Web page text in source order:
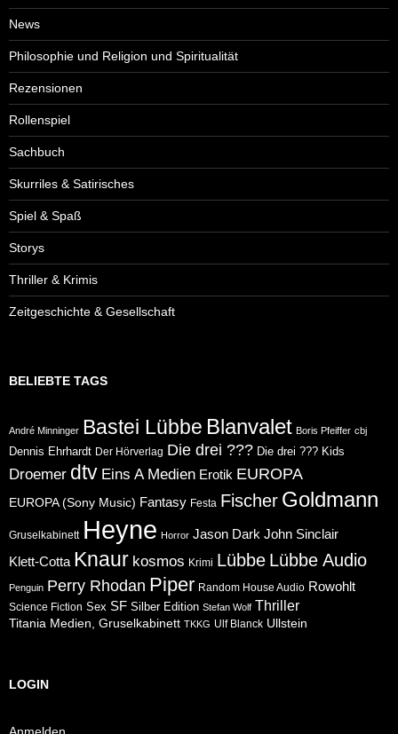
News
Philosophie und Religion und Spiritualität
Rezensionen
Rollenspiel
Sachbuch
Skurriles & Satirisches
Spiel & Spaß
Storys
Thriller & Krimis
Zeitgeschichte & Gesellschaft
BELIEBTE TAGS
André Minninger Bastei Lübbe Blanvalet Boris Pfeiffer cbj
Dennis Ehrhardt Der Hörverlag Die drei ??? Die drei ??? Kids
Droemer dtv Eins A Medien Erotik EUROPA
EUROPA (Sony Music) Fantasy Festa Fischer Goldmann
Gruselkabinett Heyne Horror Jason Dark John Sinclair
Klett-Cotta Knaur kosmos Krimi Lübbe Lübbe Audio
Penguin Perry Rhodan Piper Random House Audio Rowohlt
Science Fiction Sex SF Silber Edition Stefan Wolf Thriller
Titania Medien, Gruselkabinett TKKG Ulf Blanck Ullstein
LOGIN
Anmelden